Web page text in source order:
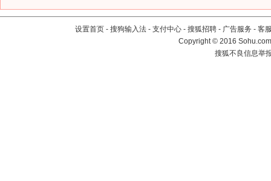
设置首页 - 搜狗输入法 - 支付中心 - 搜狐招聘 - 广告服务 - 客
Copyright©2016
搜狐不良信息举